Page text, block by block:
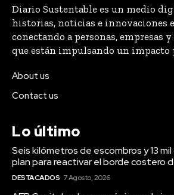
Diario Sustentable es un medio
historias, noticias e innovaciones
conectando a personas, empresas
que están impulsando un impacto
About us
Contact us
Lo último
Seis kilómetros de escombros y 13
plan para reactivar el borde costero
DESTACADOS 7 Agosto, 2026